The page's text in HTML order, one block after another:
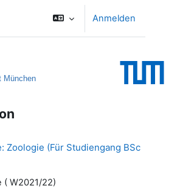
Anmelden
München
Zoologie (Für Studiengang BSc
( W2021/22)